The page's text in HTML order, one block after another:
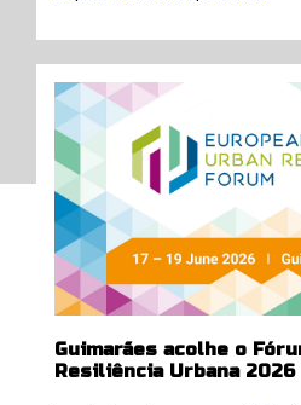
euresfo26.png
Guimarães acolhe o
Resiliência Urbana 2026